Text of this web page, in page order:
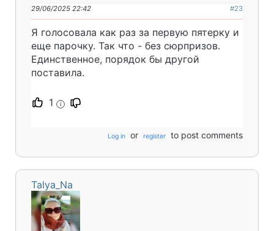
29/06/2025 22:42 #23
Я голосовала как раз за первую пятерку и
еще парочку. Так что - без сюрпризов.
Единственное, порядок бы другой
поставила.
1 i
Log in or register to post comments
Talya_Na